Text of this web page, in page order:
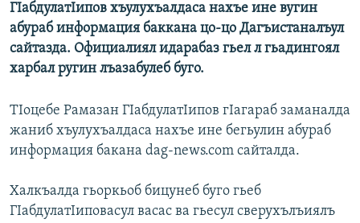
Все сайты РСЕ/РС
ГIабдулатIипов хъулухъалдаса нахъе ине вугин
абураб информация баккана цо-цо Дагъистаналъул
сайтазда. Официалиял идарабаз гьел л гьадингоял
харбал ругин лъазабулеб буго.
ТIоцебе Рамазан ГIабдулатIипов гIагараб заманалда
жаниб хъулухъалдаса нахъе ине бегьулин абураб
информация бакана dag-news.com сайталда.
Халкъалда гьоркьоб бицунеб буго гьеб
ГIабдулатIиповасул васас ва гьесул сверухълъиялъ